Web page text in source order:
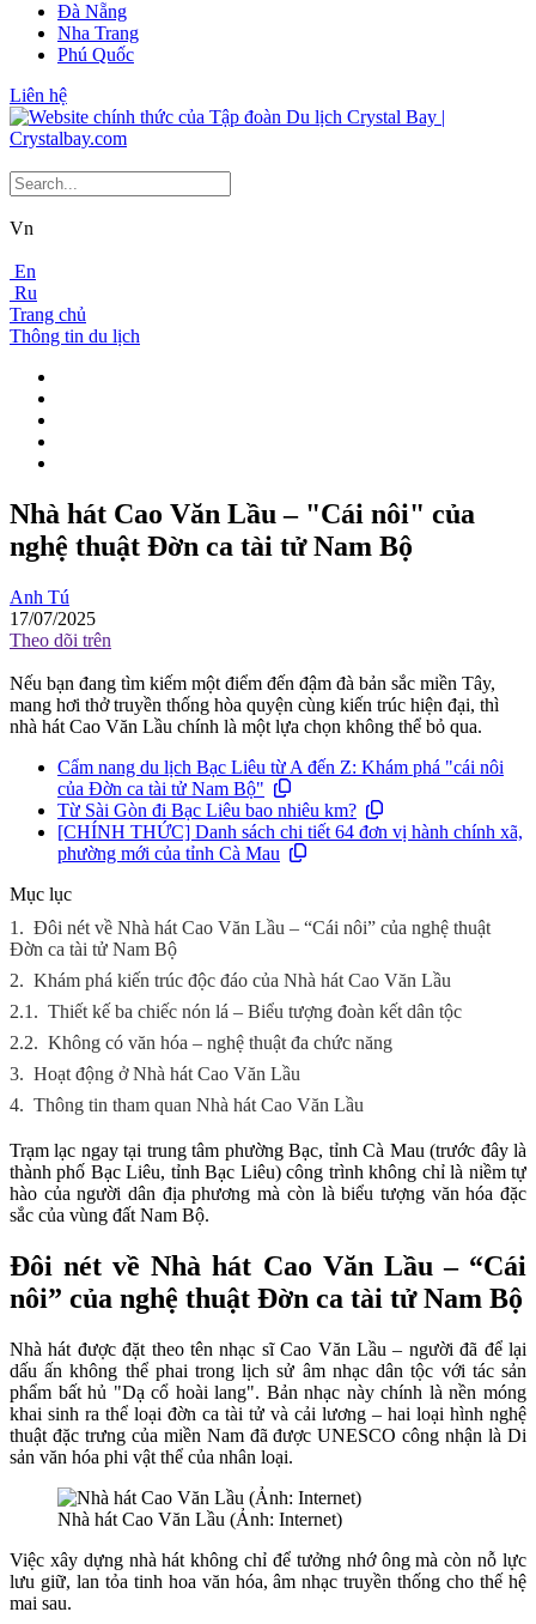
Đà Nẵng
Nha Trang
Phú Quốc
Liên hệ
Vn
En
Ru
Trang chủ
Thông tin du lịch
Nhà hát Cao Văn Lầu – "Cái nôi" của
nghệ thuật Đờn ca tài tử Nam Bộ
Anh Tú
17/07/2025
Theo dõi trên
Nếu bạn đang tìm kiếm một điểm đến đậm đà bản sắc miền Tây,
mang hơi thở truyền thống hòa quyện cùng kiến trúc hiện đại, thì
nhà hát Cao Văn Lầu chính là một lựa chọn không thể bỏ qua.
Cẩm nang du lịch Bạc Liêu từ A đến Z: Khám phá "cái nôi
của Đờn ca tài tử Nam Bộ"
Từ Sài Gòn đi Bạc Liêu bao nhiêu km?
[CHÍNH THỨC] Danh sách chi tiết 64 đơn vị hành chính xã,
phường mới của tỉnh Cà Mau
Mục lục
1. Đôi nét về Nhà hát Cao Văn Lầu – “Cái nôi” của nghệ thuật
Đờn ca tài tử Nam Bộ
2. Khám phá kiến trúc độc đáo của Nhà hát Cao Văn Lầu
2.1. Thiết kế ba chiếc nón lá – Biểu tượng đoàn kết dân tộc
2.2. Không có văn hóa – nghệ thuật đa chức năng
3. Hoạt động ở Nhà hát Cao Văn Lầu
4. Thông tin tham quan Nhà hát Cao Văn Lầu
Trạm lạc ngay tại trung tâm phường Bạc, tỉnh Cà Mau (trước đây là
thành phố Bạc Liêu, tỉnh Bạc Liêu) công trình không chỉ là niềm tự
hào của người dân địa phương mà còn là biểu tượng văn hóa đặc
sắc của vùng đất Nam Bộ.
Đôi nét về Nhà hát Cao Văn Lầu – “Cái
nôi” của nghệ thuật Đờn ca tài tử Nam Bộ
Nhà hát được đặt theo tên nhạc sĩ Cao Văn Lầu – người đã để lại
dấu ấn không thể phai trong lịch sử âm nhạc dân tộc với tác sản
phẩm bất hủ "Dạ cổ hoài lang". Bản nhạc này chính là nền móng
khai sinh ra thể loại đờn ca tài tử và cải lương – hai loại hình nghệ
thuật đặc trưng của miền Nam đã được UNESCO công nhận là Di
sản văn hóa phi vật thể của nhân loại.
Nhà hát Cao Văn Lầu (Ảnh: Internet)
Việc xây dựng nhà hát không chỉ để tưởng nhớ ông mà còn nỗ lực
lưu giữ, lan tỏa tinh hoa văn hóa, âm nhạc truyền thống cho thế hệ
mai sau.